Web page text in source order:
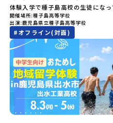
「有田町」の内容を具体的に深掘
うえで、「有田町では具体的に何
という疑問にお答えする説明会で
や、2泊3日のプログラムの中身を
時： 5月11日(月) 19：00〜19：40内 容： 有田町
ろ？、プログラム詳細解説、質
mirai.jp/events/068058お気軽に
けど大丈夫？」「どんな体験がで
や、中学生のみなさんの素朴な疑
す。チャットでの質問も可能です
してご参加ください。▼お申し込
規約への同意プログラムへの参加
込みに関する各規約」への同意が
がら町の歴史や「生き方」を学ぶ
ること間違いなし！そんなユニー
道平取町へ、人生の可能性をひら
験のおすすめポイント体験プログラ
（PM）「オリエンテーション・
遊び編-」 -平取高校生と仲を深め
る！アイヌ文化フィールドワーク
化を理解する -アイヌ伝統文化を
り返るーみんなで体験シェア」＜2
寮見学」 -平取高校の特徴を知る
校生企画②-町の紹介編-」 -ビン
「自然と農を感じる！農業アクテ
のひとり旅でも安心！現地でもス
します。今回のフィールドは「北
海道の東部、十勝の南部に位置す
日高山脈（ひだかさんみゃく）が
豊かな町です。酪農を主体とした
同時に、「宇宙に一番近い町」と
ユニークな顔を持っています 。見
「日高山脈（ひだかさんみゃく）
ごす放牧地や、海が見える珍しい
ともある「歴舟川（れきふねがわ
きない圧倒的スケールの自然と、
体感できる町です。北の大地で脈
スピリッツ」を体感！ 「フロンテ
体験入学で種子島高校の生徒になっ
開催場所 種子島高等学校
出演 鹿児島県立種子島高等学校
#オフライン(対面)